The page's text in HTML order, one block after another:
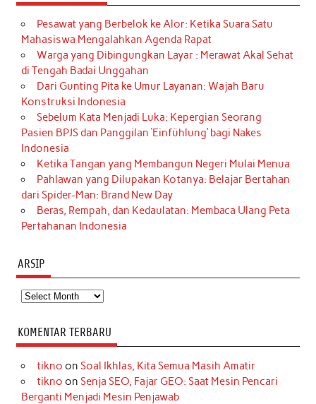
Pesawat yang Berbelok ke Alor: Ketika Suara Satu
Mahasiswa Mengalahkan Agenda Rapat
Warga yang Dibingungkan Layar : Merawat Akal Sehat
di Tengah Badai Unggahan
Dari Gunting Pita ke Umur Layanan: Wajah Baru
Konstruksi Indonesia
Sebelum Kata Menjadi Luka: Kepergian Seorang
Pasien BPJS dan Panggilan ‘Einfühlung’ bagi Nakes
Indonesia
Ketika Tangan yang Membangun Negeri Mulai Menua
Pahlawan yang Dilupakan Kotanya: Belajar Bertahan
dari Spider-Man: Brand New Day
Beras, Rempah, dan Kedaulatan: Membaca Ulang Peta
Pertahanan Indonesia
ARSIP
Arsip
KOMENTAR TERBARU
tikno on Soal Ikhlas, Kita Semua Masih Amatir
tikno on Senja SEO, Fajar GEO: Saat Mesin Pencari
Berganti Menjadi Mesin Penjawab